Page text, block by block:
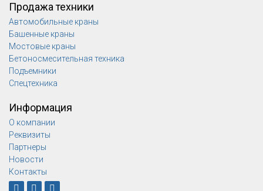
Продажа техники
Автомобильные краны
Башенные краны
Мостовые краны
Бетоносмесительная техника
Подъемники
Спецтехника
Информация
О компании
Реквизиты
Партнеры
Новости
Контакты